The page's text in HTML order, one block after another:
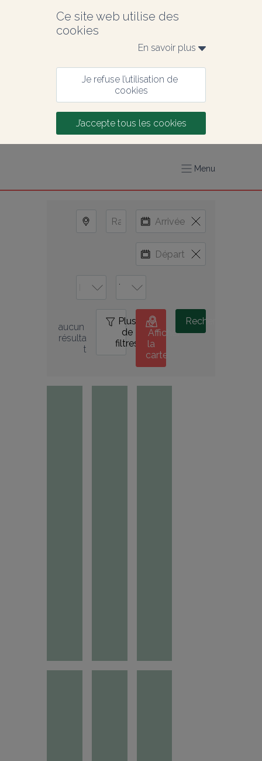
Ce site web utilise des
cookies
En savoir plus
Je refuse l’utilisation de
cookies
J’accepte tous les cookies
Menu
aucun
résulta
t
Plus
de
filtres
Afficher
la
carte
Rechercher